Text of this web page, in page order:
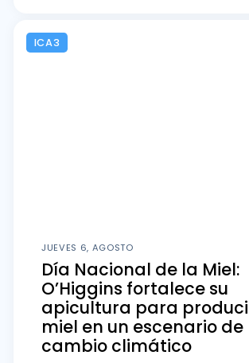
ICA3
JUEVES 6, AGOSTO
Día Nacional de la Miel:
O’Higgins fortalece su
apicultura para
miel en un escenario de
cambio climático